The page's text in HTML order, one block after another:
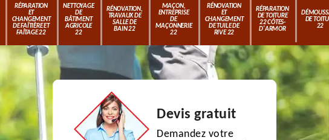
RÉPARATION
ET
CHANGEMENT
DE FAÎTIÈRE ET
FAÎTAGE 22
NETTOYAGE
DE
BÂTIMENT
AGRICOLE
22
RÉNOVATION,
TRAVAUX DE
SALLE DE
BAIN 22
MAÇON,
ENTREPRISE
DE
MAÇONNERIE
22
RÉNOVATION
ET
CHANGEMENT
DE TUILE DE
RIVE 22
RÉPARATION
DE TOITURE
22 CÔTES-
D'ARMOR
DE
22
Devis gratuit
Demandez votre